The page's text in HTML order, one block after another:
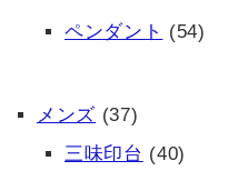
ペンダント (54)
メンズ (37)
三味印台 (40)